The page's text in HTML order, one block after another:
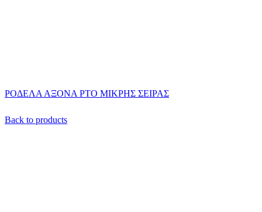
ΡΟΔΕΛΑ ΑΞΟΝΑ ΡΤΟ ΜΙΚΡΗΣ ΣΕΙΡΑΣ
Back to products